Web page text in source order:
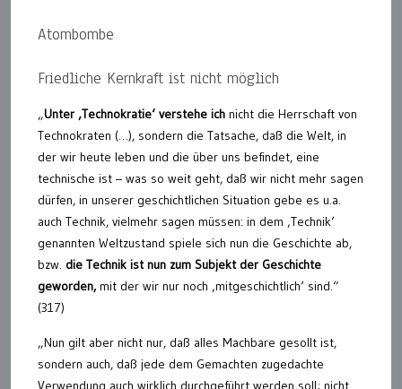
Atombombe
Friedliche Kernkraft ist nicht möglich
„Unter ‚Technokratie‘ verstehe ich nicht die Herrschaft von
Technokraten (…), sondern die Tatsache, daß die Welt, in
der wir heute leben und die über uns befindet, eine
technische ist – was so weit geht, daß wir nicht mehr sagen
dürfen, in unserer geschichtlichen Situation gebe es u.a.
auch Technik, vielmehr sagen müssen: in dem ‚Technik‘
genannten Weltzustand spiele sich nun die Geschichte ab,
bzw. die Technik ist nun zum Subjekt der Geschichte
geworden,mit der wir nur noch ‚mitgeschichtlich‘ sind.“
(317)
„Nun gilt aber nicht nur, daß alles Machbare gesollt ist,
sondern auch, daß jede dem Gemachten zugedachte
Verwendung auch wirklich durchgeführt werden soll; nicht